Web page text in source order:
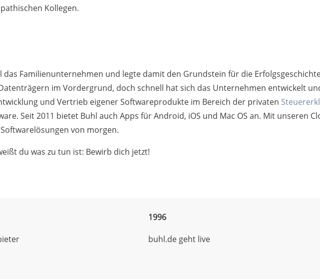
Kollegen.
Familienunternehmen und legte damit den Grundstein für die
im Vordergrund, doch schnell hat sich das Unternehmen entwickelt
und Vertrieb eigener Softwareprodukte im Bereich der privaten
Seit 2011 bietet Buhl auch Apps für Android, iOS und Mac OS an. Mit unseren
von morgen.
du was zu tun ist: Bewirb dich jetzt!
1996
buhl.de geht live